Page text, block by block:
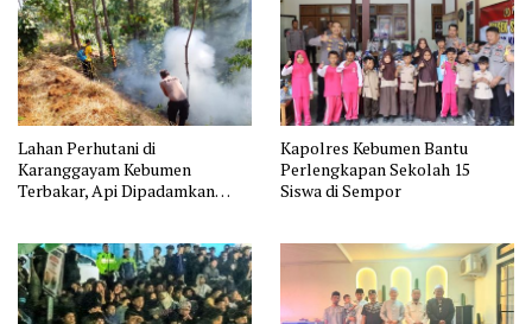
Lahan Perhutani di
Karanggayam Kebumen
Terbakar, Api Dipadamkan
Kapolres Kebumen Bantu
Perlengkapan Sekolah 15
Siswa di Sempor